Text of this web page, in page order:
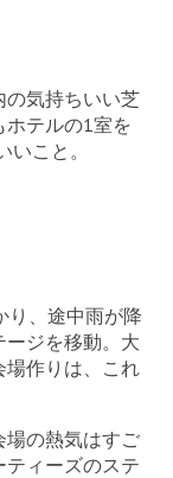
の気持ちいい芝
テルの1室を
こと。
り、途中雨が降
ージを移動。大
場作りは、これ
場の熱気はすご
ィーズのステ